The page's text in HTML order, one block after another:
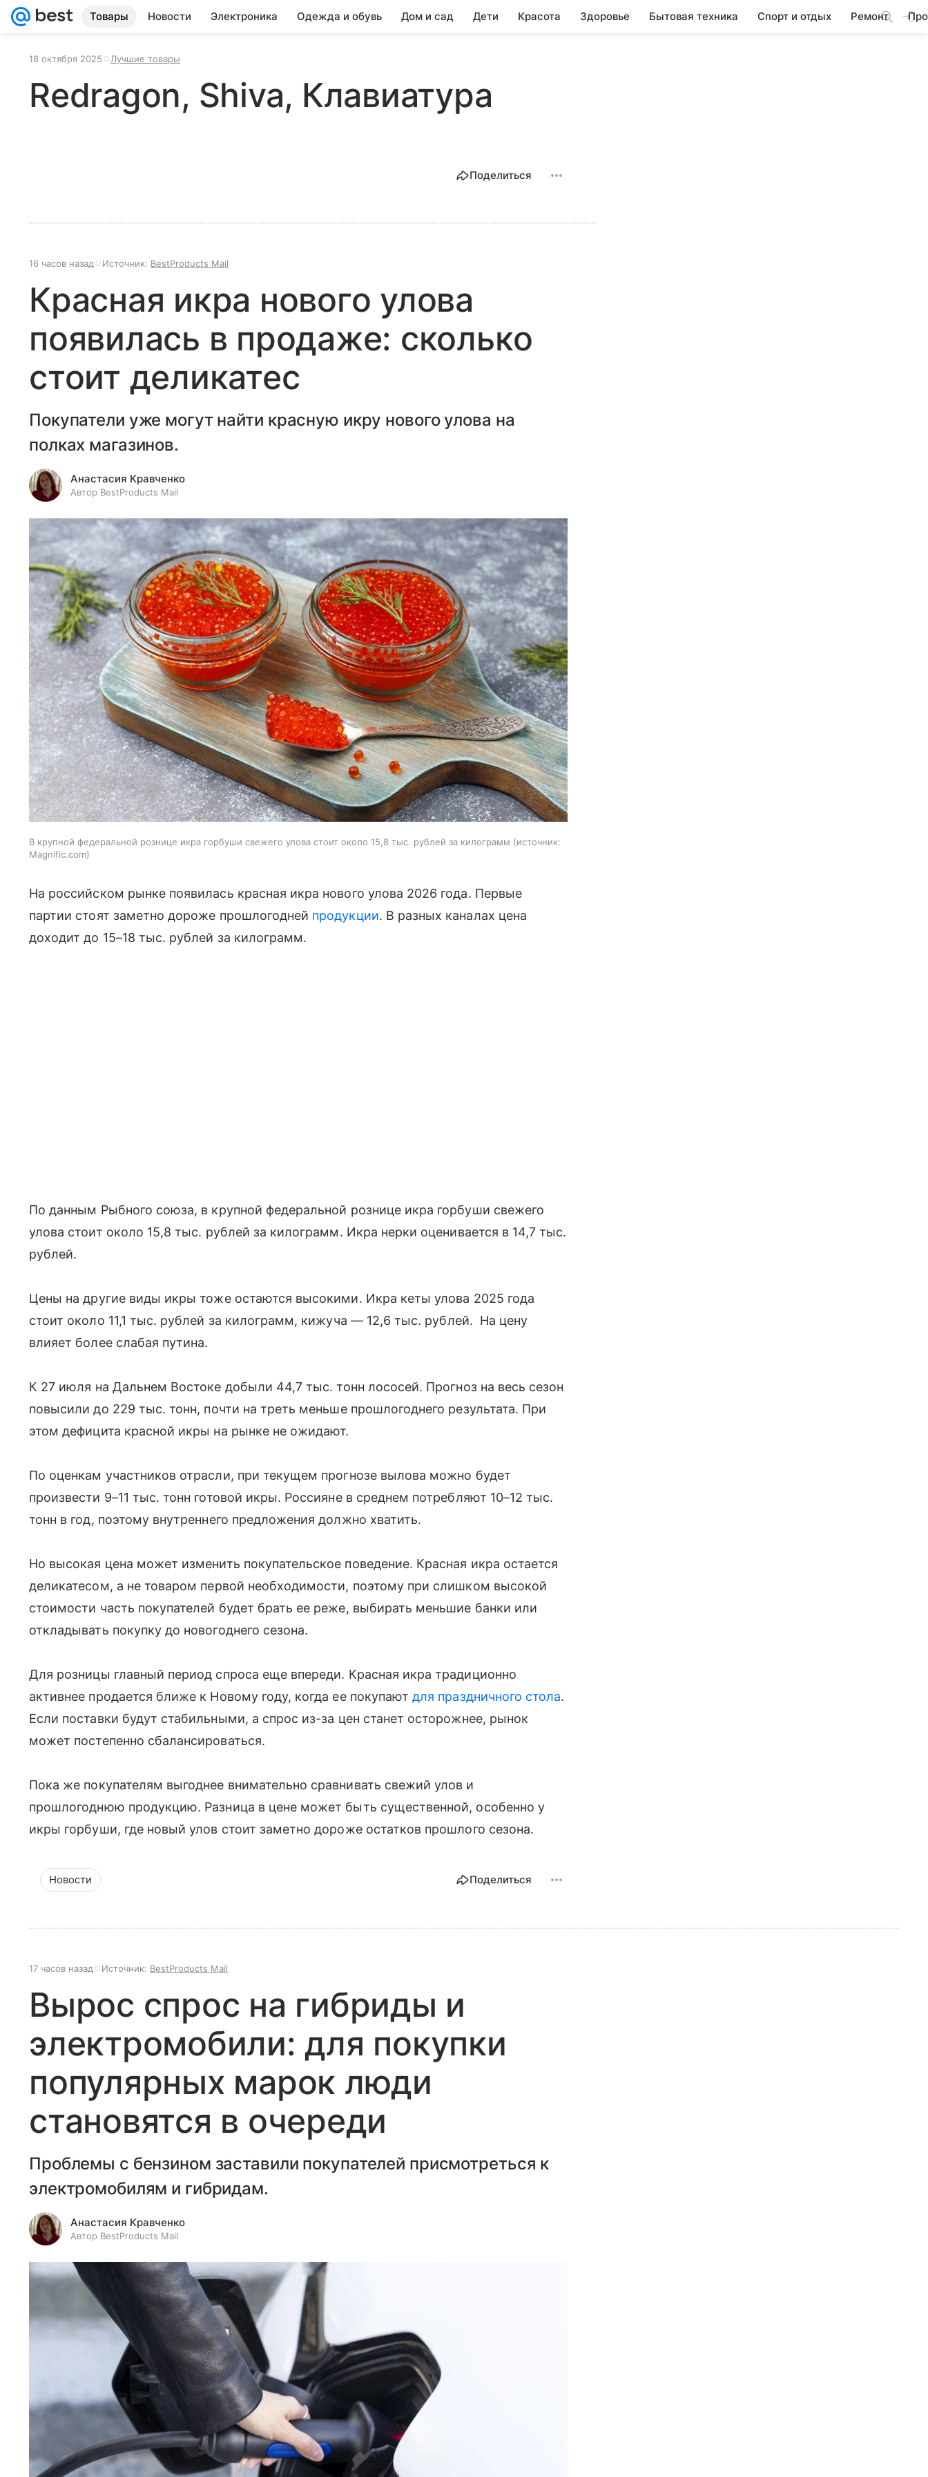
Товары Новости Электроника Одежда и обувь Дом и сад Дети Красота Здоровье Бытовая техника Спорт и отдых Ремонт
18 октября 2025 Лучшие товары
Redragon, Shiva, Клавиатура
Поделиться
16 часов назад Источник: BestProducts Mail
Красная икра нового улова
появилась в продаже: сколько
стоит деликатес
Покупатели уже могут найти красную икру нового улова на
полках магазинов.
Анастасия Кравченко
Автор BestProducts Mail
В крупной федеральной рознице икра горбуши свежего улова стоит около 15,8 тыс. рублей за килограмм
источник:
Magnific.com
На российском рынке появилась красная икра нового улова 2026 года. Первые
партии стоят заметно дороже прошлогодней продукции. В разных каналах цена
доходит до 15–18 тыс. рублей за килограмм.
По данным Рыбного союза, в крупной федеральной рознице икра горбуши свежего
улова стоит около 15,8 тыс. рублей за килограмм. Икра нерки оценивается в 14,7 тыс.
рублей.
Цены на другие виды икры тоже остаются высокими. Икра кеты улова 2025 года
стоит около 11,1 тыс. рублей за килограмм, кижуча — 12,6 тыс. рублей. На цену
влияет более слабая путина.
К 27 июля на Дальнем Востоке добыли 44,7 тыс. тонн лососей. Прогноз на весь сезон
повысили до 229 тыс. тонн, почти на треть меньше прошлогоднего результата. При
этом дефицита красной икры на рынке не ожидают.
По оценкам участников отрасли, при текущем прогнозе вылова можно будет
произвести 9–11 тыс. тонн готовой икры. Россияне в среднем потребляют 10–12 тыс.
тонн в год, поэтому внутреннего предложения должно хватить.
Но высокая цена может изменить покупательское поведение. Красная икра остается
деликатесом, а не товаром первой необходимости, поэтому при слишком высокой
стоимости часть покупателей будет брать ее реже, выбирать меньшие банки или
откладывать покупку до новогоднего сезона.
Для розницы главный период спроса еще впереди. Красная икра традиционно
активнее продается ближе к Новому году, когда ее покупаютдля праздничного стола.
Если поставки будут стабильными, а спрос из-за цен станет осторожнее, рынок
может постепенно сбалансироваться.
Пока же покупателям выгоднее внимательно сравнивать свежий улов и
прошлогоднюю продукцию. Разница в цене может быть существенной, особенно у
икры горбуши, где новый улов стоит заметно дороже остатков прошлого сезона.
Новости Поделиться
17 часов назад Источник: BestProducts Mail
Вырос спрос на гибриды и
электромобили: для покупки
популярных марок люди
становятся в очереди
Проблемы с бензином заставили покупателей присмотреться к
электромобилям и гибридам.
Анастасия Кравченко
Автор BestProducts Mail